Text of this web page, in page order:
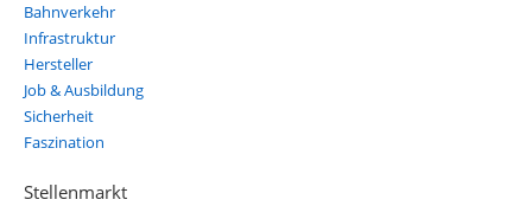
Bahnverkehr
Infrastruktur
Hersteller
Job & Ausbildung
Sicherheit
Faszination
Stellenmarkt